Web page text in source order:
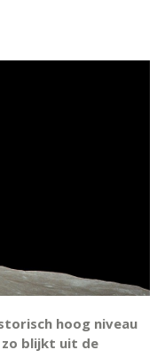
hoog niveau
zo blijkt uit de